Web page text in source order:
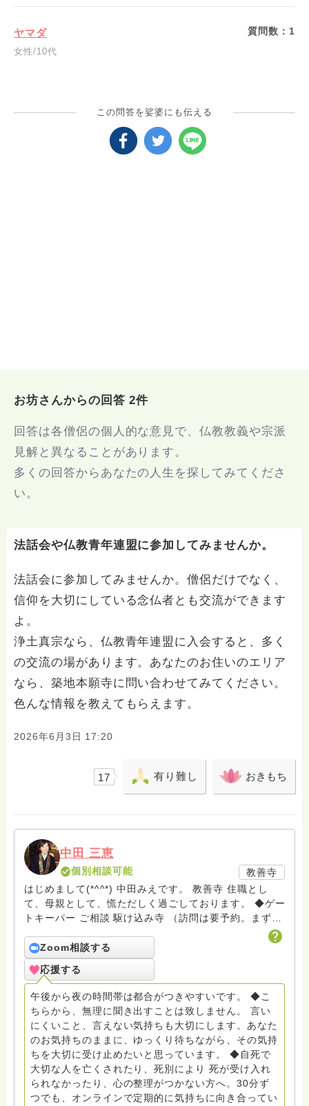
ヤマダ
女性/10代
質問数： 1
この問答を娑婆にも伝える
お坊さんからの回答 2件
回答は各僧侶の個人的な意見で、仏教教義や宗派
見解と異なることがあります。
多くの回答からあなたの人生を探してみてくださ
い。
法話会や仏教青年連盟に参加してみませんか。
法話会に参加してみませんか。僧侶だけでなく、
信仰を大切にしている念仏者とも交流ができます
よ。
浄土真宗なら、仏教青年連盟に入会すると、多く
の交流の場があります。あなたのお住いのエリア
なら、築地本願寺に問い合わせてみてください。
色んな情報を教えてもらえます。
2026年6月3日 17:20
17 有り難し おきもち
中田 三恵
個別相談可能
教善寺
はじめまして(*^^*) 中田みえです。 教善寺 住職とし
て、母親として、慌ただしく過ごしております。 ◆ゲー
トキーパー ご相談 駆け込み寺 （訪問は要予約。まずは
ターミナルケア、看取り、グリーフケア、希死念慮、自
死、産前産後うつ、育児、DV、デートDV、トラウマ、
PTSD、傾聴トレーナー、手話、要約筆記、行政相談
員、女性支援員、小学校 中学校支援員としても、ケア
サポートをしています。 ◆一般社団法人『グリーフケア
ともしび』理事長 【ともしび遺族会】運営 毎月 第１
金・昼夜2回開催（大阪駅前第3ビル） 14：00〜，18：
00〜 お問い合わせ申込⬇️こちらから
griefcare.tomoshibi@icloud.com ＊この活動は皆さま
のご支援により支えられております。ご協力をよろしく
お願いします。 ゆうちょ銀行 口座番号 普通408-
Zoom相談する
応援する
午後から夜の時間帯は都合がつきやすいです。 ◆こ
ちらから、無理に聞き出すことは致しません。 言い
にくいこと、言えない気持ちも大切にします。あなた
のお気持ちのままに、ゆっくり待ちながら、その気持
ちを大切に受け止めたいと思っています。 ◆自死で
大切な人を亡くされたり、死別により 死が受け入れ
られなかったり、心の整理がつかない方へ。30分ず
つでも、オンラインで定期的に気持ちに向き合ってい